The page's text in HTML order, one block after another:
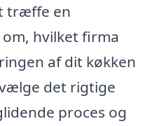
træffe en
hvilket firma
af dit køkken
det rigtige
proces og